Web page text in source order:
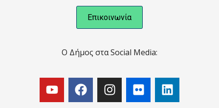
Επικοινωνία
Ο Δήμος στα Social Media: